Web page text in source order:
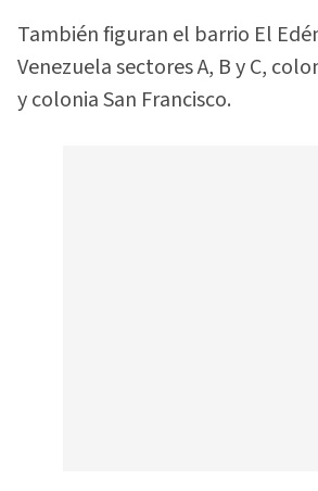
También figuran el barrio El
Venezuela sectores A, B y C,
y colonia San Francisco.